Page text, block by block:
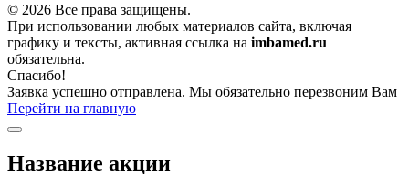
© 2026 Все права защищены.
При использовании любых материалов сайта, включая
графику и тексты, активная ссылка на imbamed.ru
обязательна.
Спасибо!
Заявка успешно отправлена. Мы обязательно перезвоним Вам
Перейти на главную
Название акции